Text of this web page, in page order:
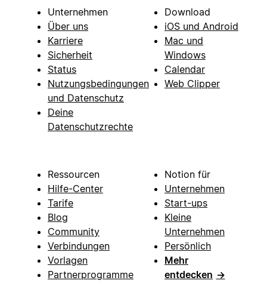
Unternehmen
Über uns
Karriere
Sicherheit
Status
Nutzungsbedingungen
und Datenschutz
Deine
Datenschutzrechte
Download
iOS und Android
Mac und
Windows
Calendar
Web Clipper
Ressourcen
Hilfe-Center
Tarife
Blog
Community
Verbindungen
Vorlagen
Partnerprogramme
Notion für
Unternehmen
Start-ups
Kleine
Unternehmen
Persönlich
Mehr
entdecken →